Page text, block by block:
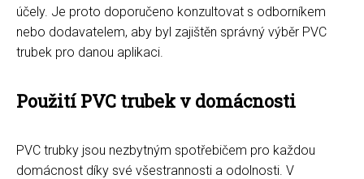
účely. Je proto doporučeno konzultovat s odborníkem
nebo dodavatelem, aby byl zajištěn správný výběr PVC
trubek pro danou aplikaci.
Použití PVC trubek v domácnosti
PVC trubky jsou nezbytným spotřebičem pro každou
domácnost díky své všestrannosti a odolnosti. V